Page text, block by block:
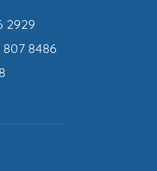
2929
8486